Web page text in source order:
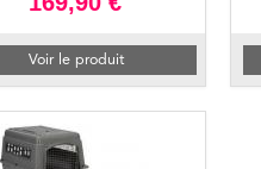
Voir le produit